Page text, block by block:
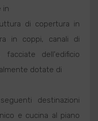
in
di copertura in
in coppi, canali di
dell'edificio
dotate di
destinazioni
e cucina al piano